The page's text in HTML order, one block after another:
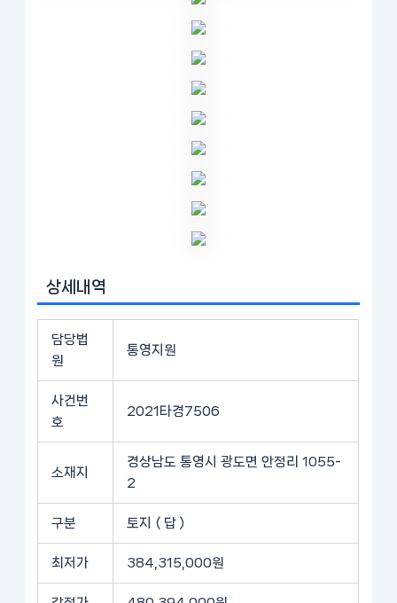
상세내역
담당법
원
통영지원
사건번
호
2021타경7506
소재지
경상남도 통영시 광도면 안정리 1055-
2
구분 토지 ( 답 )
최저가 384,315,000원